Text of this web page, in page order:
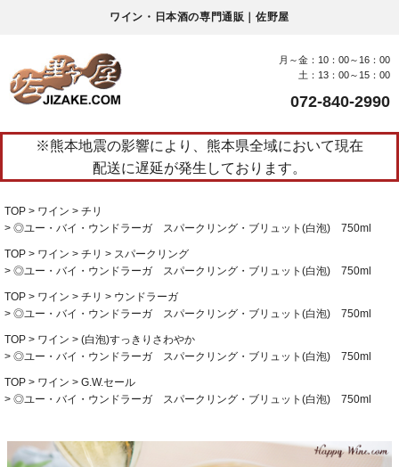
ワイン・日本酒の専門通販｜佐野屋
月～金：10：00～16：00
土：13：00～15：00
072-840-2990
※熊本地震の影響により、熊本県全域において現在
配送に遅延が発生しております。
TOP ワイン
チリ
◎ユー・バイ・ウンドラーガ スパークリング・ブリュット(白泡) 750ml
TOP ワイン チリ
スパークリング
◎ユー・バイ・ウンドラーガ スパークリング・ブリュット(白泡) 750ml
TOP ワイン チリ
ウンドラーガ
◎ユー・バイ・ウンドラーガ スパークリング・ブリュット(白泡) 750ml
TOP ワイン
(白泡)すっきりさわやか
◎ユー・バイ・ウンドラーガ スパークリング・ブリュット(白泡) 750ml
TOP ワイン
G.W.セール
◎ユー・バイ・ウンドラーガ スパークリング・ブリュット(白泡) 750ml